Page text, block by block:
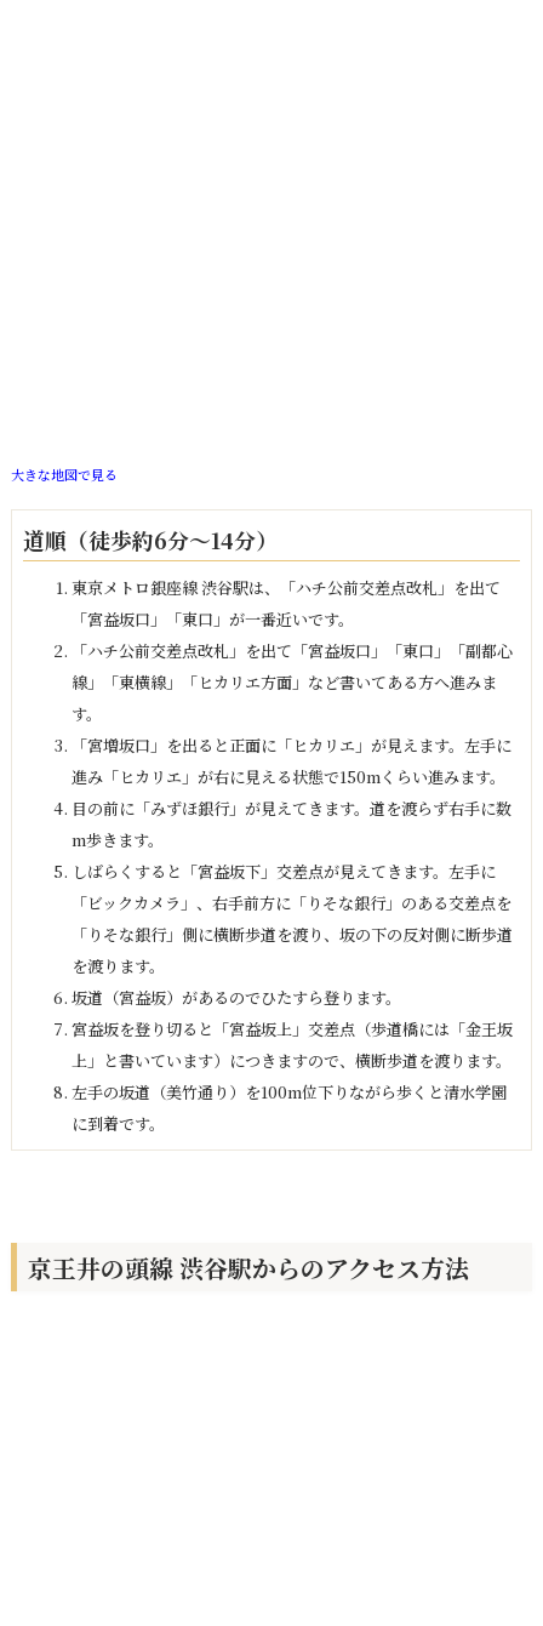
大きな地図で見る
道順（徒歩約6分～14分）
東京メトロ銀座線 渋谷駅は、「ハチ公前交差点改札」を出て
「宮益坂口」「東口」が一番近いです。
「ハチ公前交差点改札」を出て「宮益坂口」「東口」「副都心
線」「東横線」「ヒカリエ方面」など書いてある方へ進みま
す。
「宮増坂口」を出ると正面に「ヒカリエ」が見えます。左手に
進み「ヒカリエ」が右に見える状態で150mくらい進みます。
目の前に「みずほ銀行」が見えてきます。道を渡らず右手に数
m歩きます。
しばらくすると「宮益坂下」交差点が見えてきます。左手に
「ビックカメラ」、右手前方に「りそな銀行」のある交差点を
「りそな銀行」側に横断歩道を渡り、坂の下の反対側に断歩道
を渡ります。
坂道（宮益坂）があるのでひたすら登ります。
宮益坂を登り切ると「宮益坂上」交差点（歩道橋には「金王坂
上」と書いています）につきますので、横断歩道を渡ります。
左手の坂道（美竹通り）を100m位下りながら歩くと清水学園
に到着です。
京王井の頭線 渋谷駅からのアクセス方法